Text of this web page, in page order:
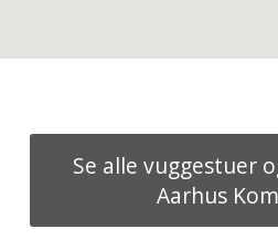
Se alle vuggestuer
Aarhus